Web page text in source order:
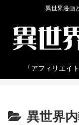
異世界漫画
「アフィリエイ
異世界